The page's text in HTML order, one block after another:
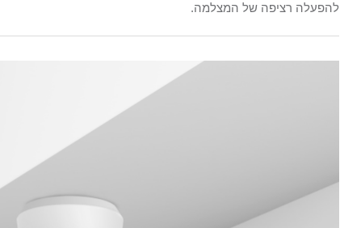
להפעלה רציפה של המצלמה.